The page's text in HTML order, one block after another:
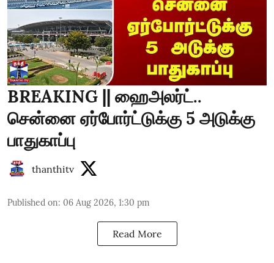
BREAKING || ஹைஅலர்ட்..
சென்னை ஏர்போர்ட்டுக்கு 5 அடுக்கு
பாதுகாப்பு
thanthitv
Published on: 06 Aug 2026, 1:30 pm
Read More